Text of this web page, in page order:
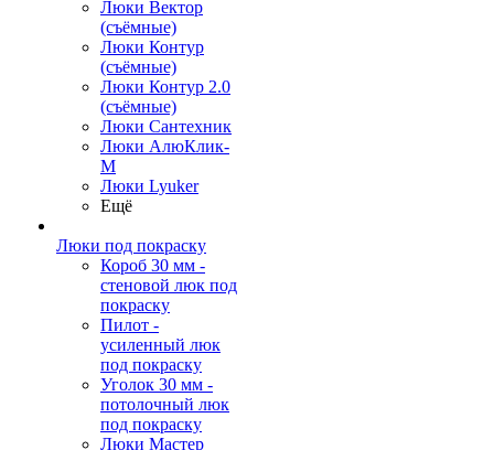
Люки Вектор
(съёмные)
Люки Контур
(съёмные)
Люки Контур 2.0
(съёмные)
Люки Сантехник
Люки АлюКлик-
М
Люки Lyuker
Ещё
Люки под покраску
Короб 30 мм -
стеновой люк под
покраску
Пилот -
усиленный люк
под покраску
Уголок 30 мм -
потолочный люк
под покраску
Люки Мастер